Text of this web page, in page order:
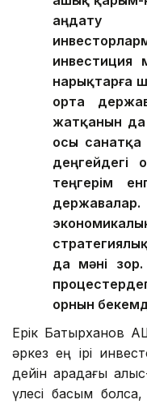
аңдату
инвестиция
нарықтарға
орта
жатқанын да
осы санатқа
деңгейдегі
теңгерім
да мәні
орнын
Ерік Батырханов
әркез ең ірі
дейін арадағы
үлесі басым